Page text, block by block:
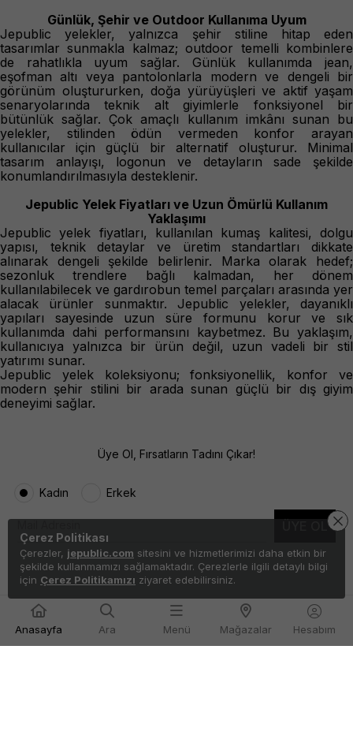
Günlük, Şehir ve Outdoor Kullanıma Uyum
Jepublic yelekler, yalnızca şehir stiline hitap eden
tasarımlar sunmakla kalmaz; outdoor temelli kombinlere
de rahatlıkla uyum sağlar. Günlük kullanımda jean,
eşofman altı veya pantolonlarla modern ve dengeli bir
görünüm oluştururken, doğa yürüyüşleri ve aktif yaşam
senaryolarında teknik alt giyimlerle fonksiyonel bir
bütünlük sağlar. Çok amaçlı kullanım imkânı sunan bu
yelekler, stilinden ödün vermeden konfor arayan
kullanıcılar için güçlü bir alternatif oluşturur. Minimal
tasarım anlayışı, logonun ve detayların sade şekilde
konumlandırılmasıyla desteklenir.
Jepublic Yelek Fiyatları ve Uzun Ömürlü Kullanım
Yaklaşımı
Jepublic yelek fiyatları, kullanılan kumaş kalitesi, dolgu
yapısı, teknik detaylar ve üretim standartları dikkate
alınarak dengeli şekilde belirlenir. Marka olarak hedef;
sezonluk trendlere bağlı kalmadan, her dönem
kullanılabilecek ve gardırobun temel parçaları arasında yer
alacak ürünler sunmaktır. Jepublic yelekler, dayanıklı
yapıları sayesinde uzun süre formunu korur ve sık
kullanımda dahi performansını kaybetmez. Bu yaklaşım,
kullanıcıya yalnızca bir ürün değil, uzun vadeli bir stil
yatırımı sunar.
Jepublic yelek koleksiyonu; fonksiyonellik, konfor ve
modern şehir stilini bir arada sunan güçlü bir dış giyim
deneyimi sağlar.
Üye Ol, Fırsatların Tadını Çıkar!
Kadın Erkek
TAKİPTE KALIN
Anasayfa Ara Menü Mağazalar Hesabım
Çerez Politikası
Çerezler, jepublic.com sitesini ve hizmetlerimizi daha etkin bir
şekilde kullanmamızı sağlamaktadır. Çerezlerle ilgili detaylı bilgi
için Çerez Politikamızı ziyaret edebilirsiniz.